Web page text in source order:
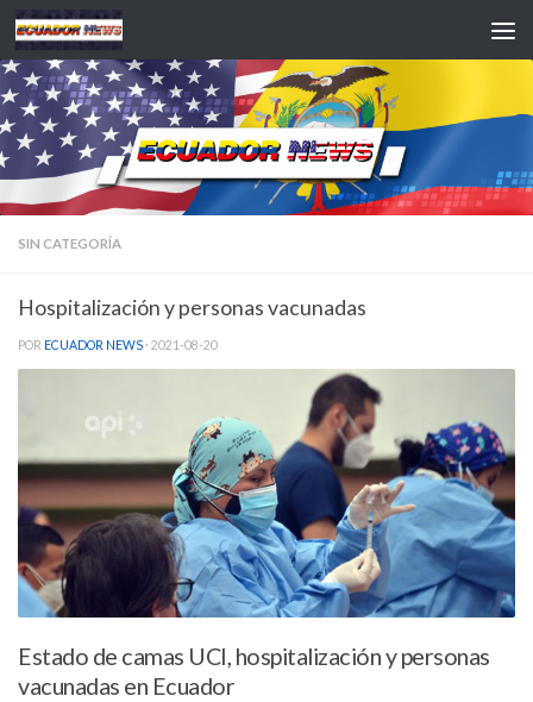
Saltar al contenido
SIN CATEGORÍA
Hospitalización y personas vacunadas
POR ECUADOR NEWS · 2021-08-20
Estado de camas UCI, hospitalización y personas
vacunadas en Ecuador